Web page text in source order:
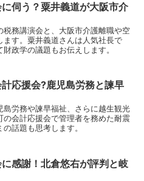
伺う？粟井義道が大阪市介
務講演会と、大阪市介護離職や空
す。粟井義道さんは人気社長で
政学の議題もお伝えします。
応援会?鹿児島労務と諫早
労務や諫早福祉、さらに越生観光
会計応援会で管理者を務めた耐震
話題も思考します。
感謝！北倉悠右が評判と岐